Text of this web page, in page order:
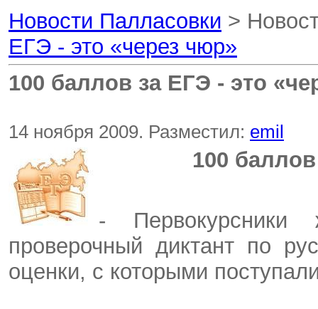
Новости Палласовки >
ЕГЭ - это «через чюр»
100 баллов за ЕГЭ - это
14 ноября 2009. Разместил: emil
100
- Первокурсники
проверочный диктант по
оценки, с которыми